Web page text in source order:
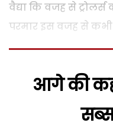
वैद्या कि वजह से
परमार इस वजह से कभी
आगे की